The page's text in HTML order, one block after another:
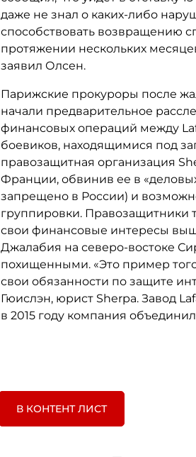
даже не знал о каких-либо
способствовать возвращению
протяжении нескольких
заявил Олсен.
Парижские прокуроры после
начали предварительное
финансовых операций между
боевиков, находящимися под
правозащитная организация
Франции, обвинив ее в
запрещено в России) и
группировки. Правозащитники
свои финансовые интересы
Джалабия на северо-востоке
похищенными. «Это пример
свои обязанности по защите
Гюислэн, юрист Sherpa. Завод
в 2015 году компания
В КОНТЕНТ ЛИСТ